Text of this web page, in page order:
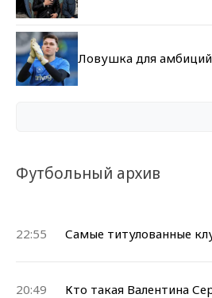
Ловушка для
Футбольный архив
22:55 Самые титулованные
20:49 Кто такая Валентина